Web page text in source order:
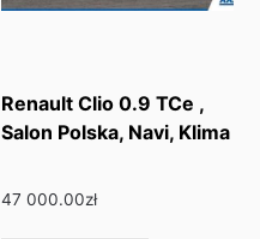
Renault Clio 0.9 TCe ,
Salon Polska, Navi, Klima
47 000.00zł